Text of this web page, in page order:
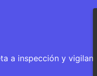
a inspección y